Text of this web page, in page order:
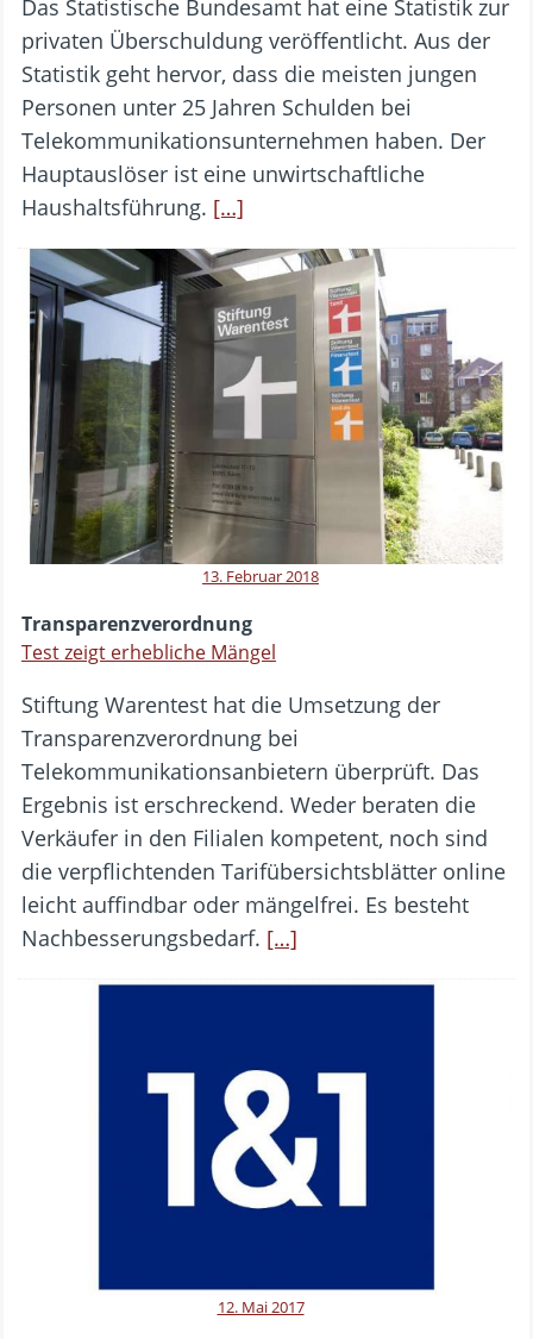
Das Statistische Bundesamt hat eine Statistik zur
privaten Überschuldung veröffentlicht. Aus der
Statistik geht hervor, dass die meisten jungen
Personen unter 25 Jahren Schulden bei
Telekommunikationsunternehmen haben. Der
Hauptauslöser ist eine unwirtschaftliche
Haushaltsführung. […]
13. Februar 2018
Transparenzverordnung
Test zeigt erhebliche Mängel
Stiftung Warentest hat die Umsetzung der
Transparenzverordnung bei
Telekommunikationsanbietern überprüft. Das
Ergebnis ist erschreckend. Weder beraten die
Verkäufer in den Filialen kompetent, noch sind
die verpflichtenden Tarifübersichtsblätter online
leicht auffindbar oder mängelfrei. Es besteht
Nachbesserungsbedarf. […]
12. Mai 2017